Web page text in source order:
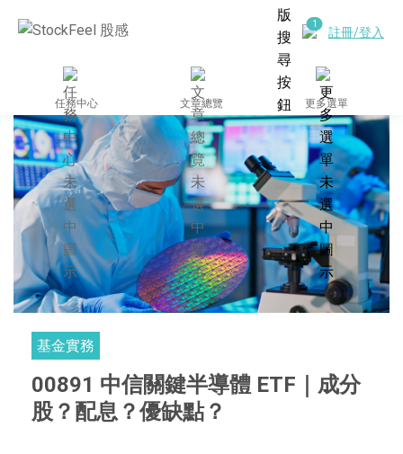
註冊/登入
任務中心 文章總覽 更多選單
基金實務
00891 中信關鍵半導體 ETF｜成分
股？配息？優缺點？